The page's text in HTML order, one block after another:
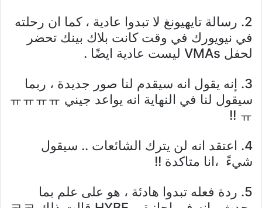
2. رسالة تايهيونغ لا تبدوا عادية ، كما ان رحلته
في نيويورك في وقت كانت بلاك بينك تحضر
لحفل VMAs ليست عادية ايضًا .
3. إنه يقول انه سيقدم لنا صور جديدة ، ربما
سيقول لنا في النهاية انه يواعد جيني ㅠㅠㅠㅠ
ㅠ !!
4. اعتقد انه لن يترك الشائعات .. سيقول
شيءً ،انا متاكدة !!
5. ردة فعله تبدوا هادئة ، هو على علم بما